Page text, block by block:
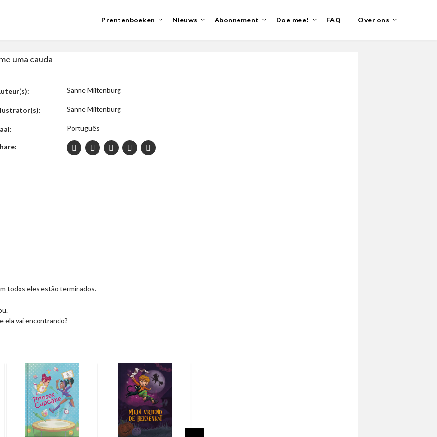
Prentenboeken Nieuws Abonnement Doe mee! FAQ Over ons
uma cauda
Sanne Miltenburg
Sanne Miltenburg
Português
todos eles estão terminados.
ela vai encontrando?